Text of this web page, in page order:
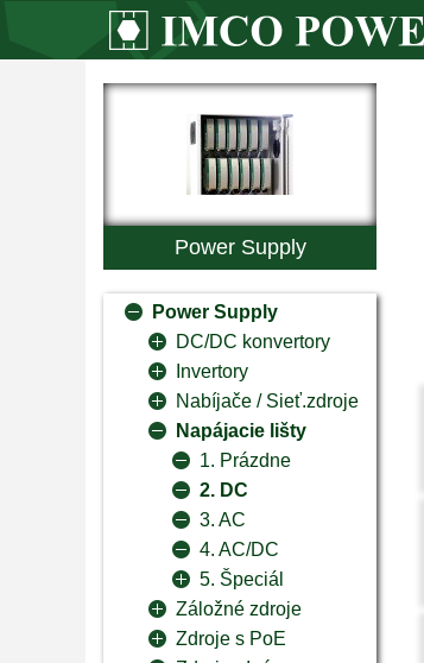
Power Supply
Power Supply
DC/DC konvertory
Invertory
Nabíjače / Sieť.zdroje
Napájacie lišty
1. Prázdne
2. DC
3. AC
4. AC/DC
5. Špeciál
Záložné zdroje
Zdroje s PoE